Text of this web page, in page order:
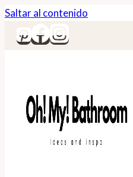
Saltar al contenido